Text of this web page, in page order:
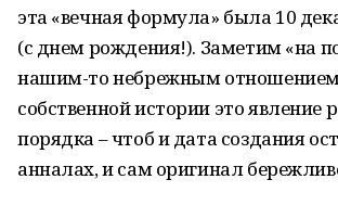
эта «вечная формула» была 10
(с днем рождения!). Заметим «на
нашим-то небрежным
собственной истории это явление
порядка – чтоб и дата создания
анналах, и сам оригинал